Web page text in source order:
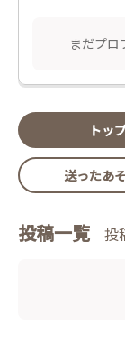
まだプロ
トッ
送ったあ
投稿一覧 投